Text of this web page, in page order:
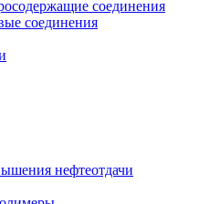
соединения
соединения
нефтеотдачи